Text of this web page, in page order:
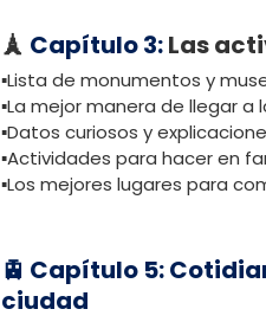
🗼 Capítulo 3:Las
▪️Lista de monumentos y
▪️La mejor manera de llegar a
▪️Datos curiosos y
▪️Actividades para hacer en
▪️Los mejores lugares para
🚊 Capítulo 5:
ciudad